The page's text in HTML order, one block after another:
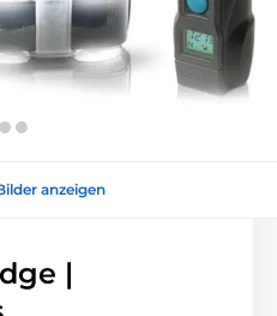
anzeigen
|